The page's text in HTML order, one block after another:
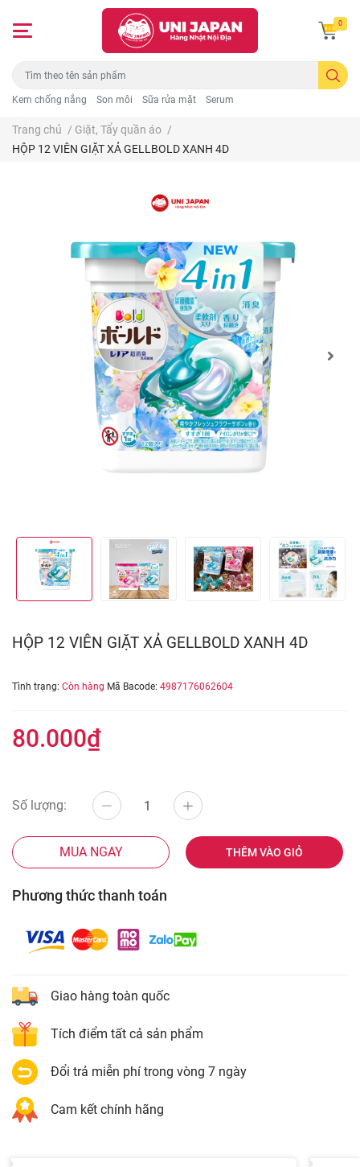
Kem chống nắng Son môi Sữa rửa mặt Serum
0
Trang chủ / Giặt, Tẩy quần áo /
HỘP 12 VIÊN GIẶT XẢ GELLBOLD XANH 4D
HỘP 12 VIÊN GIẶT XẢ GELLBOLD XANH 4D
Tình trạng: Còn hàng Mã Bacode: 4987176062604
80.000₫
Số lượng:
MUA NGAY THÊM VÀO GIỎ
Phương thức thanh toán
Giao hàng toàn quốc
Tích điểm tất cả sản phẩm
Đổi trả miễn phí trong vòng 7 ngày
Cam kết chính hãng